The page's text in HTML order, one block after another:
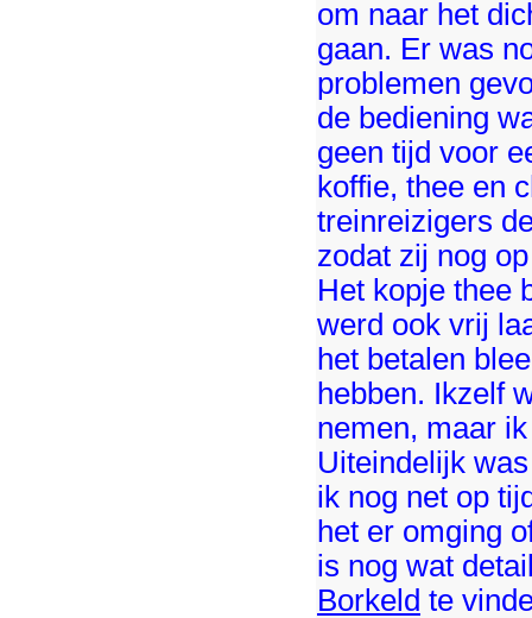
om naar het
gaan. Er was
problemen
de bediening
geen tijd voor
koffie, thee en
treinreizigers
zodat zij nog
Het kopje thee
werd ook vrij
het betalen
hebben. Ikzelf
nemen, maar
Uiteindelijk
ik nog net op
het er omging
is nog wat
Borkeld te